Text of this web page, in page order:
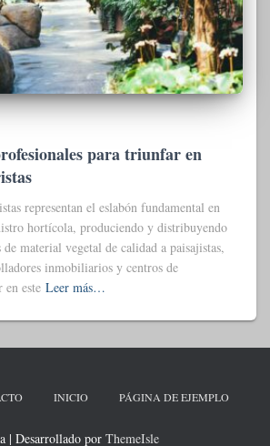
para triunfar en
representan el eslabón fundamental en
hortícola, produciendo y distribuyendo
de material vegetal de calidad a paisajistas,
inmobiliarios y centros de
este Leer más…
INICIO PÁGINA DE EJEMPLO
| Desarrollado por ThemeIsle